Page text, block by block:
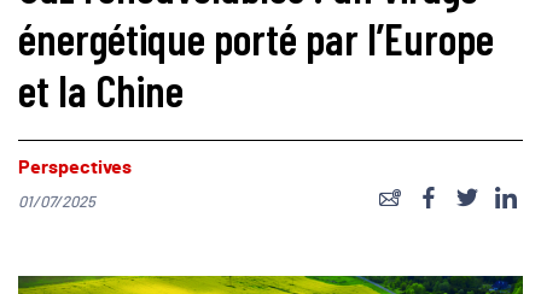
énergétique porté par l’Europe
et la Chine
Perspectives
01/07/2025